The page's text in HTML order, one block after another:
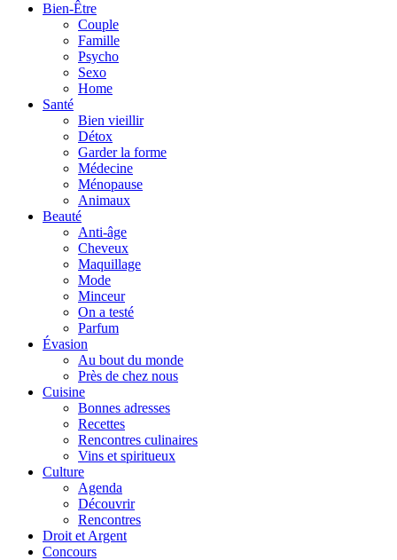
Bien-Être
Couple
Famille
Psycho
Sexo
Home
Santé
Bien vieillir
Détox
Garder la forme
Médecine
Ménopause
Animaux
Beauté
Anti-âge
Cheveux
Maquillage
Mode
Minceur
On a testé
Parfum
Évasion
Au bout du monde
Près de chez nous
Cuisine
Bonnes adresses
Recettes
Rencontres culinaires
Vins et spiritueux
Culture
Agenda
Découvrir
Rencontres
Droit et Argent
Concours